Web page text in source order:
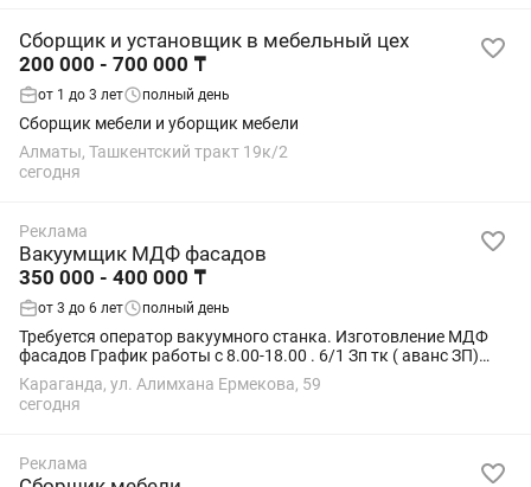
Сборщик и установщик в мебельный цех
200 000 - 700 000 ₸
от 1 до 3 лет полный день
Сборщик мебели и уборщик мебели
Алматы, Ташкентский тракт 19к/2
сегодня
Реклама
Вакуумщик МДФ фасадов
350 000 - 400 000 ₸
от 3 до 6 лет полный день
Требуется оператор вакуумного станка. Изготовление МДФ
фасадов График работы с 8.00-18.00 . 6/1 Зп тк ( аванс ЗП)
Резюме скидывать на
Караганда, ул. Алимхана Ермекова, 59
сегодня
Реклама